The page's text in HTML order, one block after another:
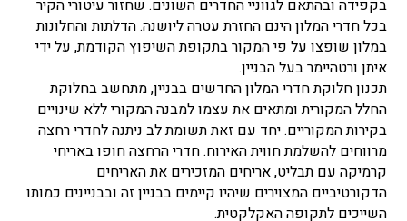
בקפידה ובהתאם לגווניי החדרים השונים. שחזור עיטורי הקיר
בכל חדרי המלון הינם החזרת עטרה ליושנה. הדלתות והחלונות
במלון שופצו על פי המקור בתקופת השיפוץ הקודמת, על ידי
איתן ורטהיימר בעל הבניין.
תכנון חלוקת חדרי המלון החדשים בבניין, מתחשב בחלוקת
החלל המקורית ומתאים את עצמו למבנה המקורי ללא שינויים
בקירות המקוריים. יחד עם זאת תשומת לב ניתנה לחדרי רחצה
מרווחים להשלמת חווית האירוח. חדרי הרחצה חופו באריחי
קרמיקה עם תבליט, אריחים המזכירים את האריחים
הדקורטיביים המצוירים שיהיו קיימים בבניין זה ובבניינים כמותו
השייכים לתקופה האקלקטית.